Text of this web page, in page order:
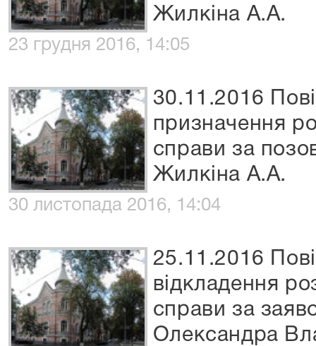
Жилкіна А.А.
23 грудня 2016, 14:05
30.11.2016
призначення
справи за
Жилкіна А.А.
30 листопада 2016, 14:04
25.11.2016
відкладення
справи за
Олександра